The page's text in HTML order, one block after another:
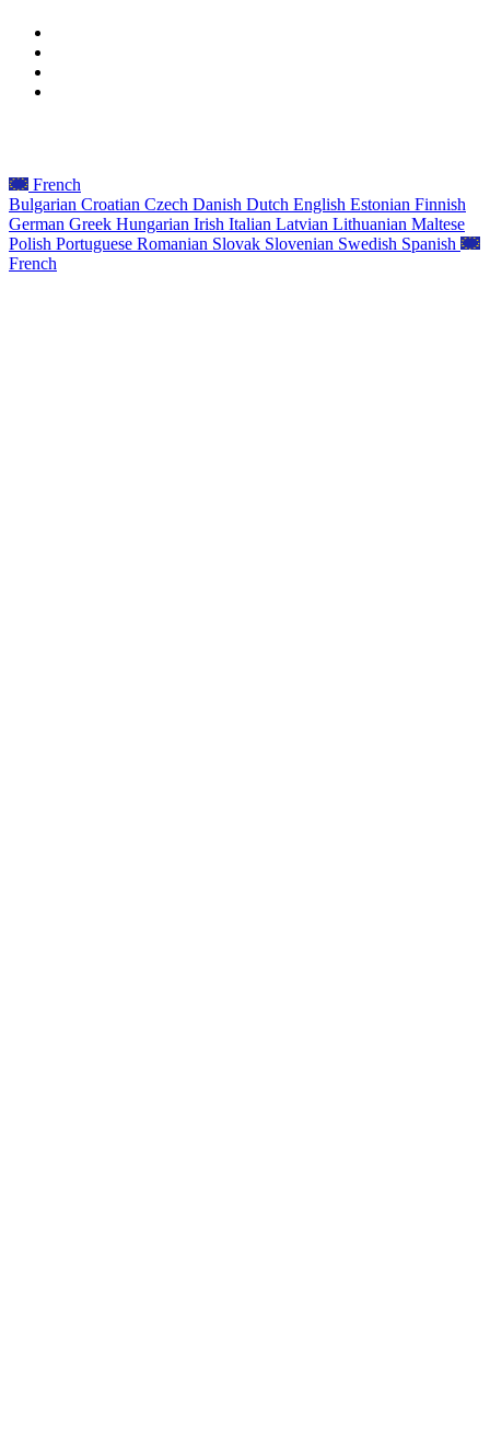
French
Bulgarian Croatian Czech Danish Dutch English Estonian Finnish
German Greek Hungarian Irish Italian Latvian Lithuanian Maltese
Polish Portuguese Romanian Slovak Slovenian Swedish Spanish
French